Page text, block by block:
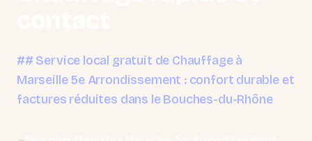
## Service local gratuit de Chauffage à
Marseille 5e Arrondissement : confort durable et
factures réduites dans le Bouches-du-Rhône